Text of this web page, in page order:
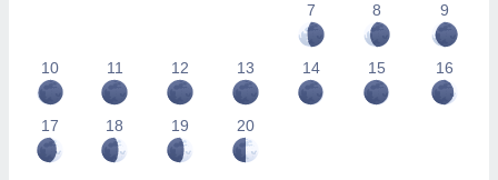
7
8 9
10 11 12 13 14 15 16
17 18 19 20